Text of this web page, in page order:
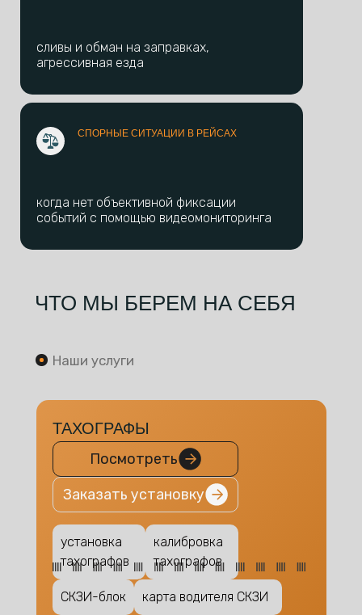
сливы и обман на заправках,
агрессивная езда
СПОРНЫЕ СИТУАЦИИ В РЕЙСАХ
когда нет объективной фиксации
событий с помощью видеомониторинга
ЧТО МЫ БЕРЕМ НА СЕБЯ
Наши услуги
ТАХОГРАФЫ
Посмотреть
Заказать установку
установка
тахографов
калибровка
тахографов
СКЗИ-блок карта водителя СКЗИ